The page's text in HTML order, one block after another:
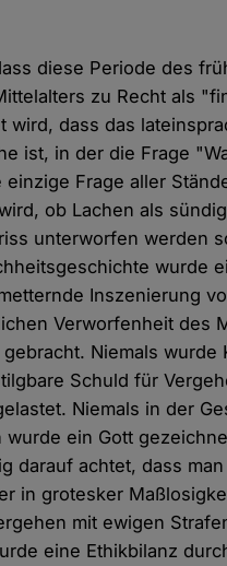
diese Periode des
zu Recht als
wird, dass das
ist, in der die Frage
einzige Frage aller
ob Lachen als
unterworfen werden
wurde
Inszenierung
Verworfenheit des
Niemals wurde
Schuld für
Niemals in der
wurde ein Gott
darauf achtet, dass
in grotesker
mit ewigen
eine Ethikbilanz